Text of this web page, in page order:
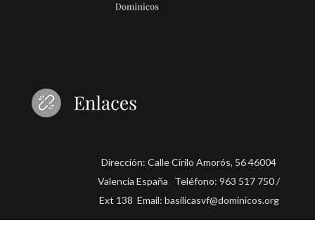
Dirección: Calle Cirilo Amorós, 56 46004
Valencia España Teléfono: 963 517 750 /
Ext 138 Email: basilicasvf@dominicos.org